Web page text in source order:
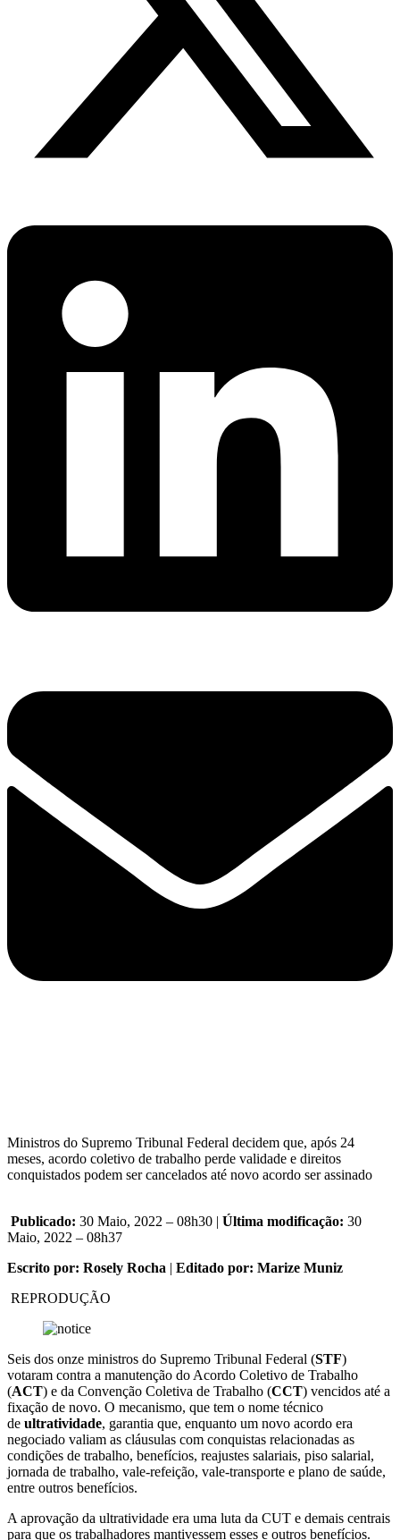
Ministros do Supremo Tribunal Federal decidem que, após 24
meses, acordo coletivo de trabalho perde validade e direitos
conquistados podem ser cancelados até novo acordo ser assinado
Publicado: 30 Maio, 2022 – 08h30 | Última modificação: 30
Maio, 2022 – 08h37
Escrito por: Rosely Rocha | Editado por: Marize Muniz
REPRODUÇÃO
Seis dos onze ministros do Supremo Tribunal Federal (STF)
votaram contra a manutenção do Acordo Coletivo de Trabalho
(ACT) e da Convenção Coletiva de Trabalho (CCT) vencidos até a
fixação de novo. O mecanismo, que tem o nome técnico
de ultratividade, garantia que, enquanto um novo acordo era
negociado valiam as cláusulas com conquistas relacionadas as
condições de trabalho, benefícios, reajustes salariais, piso salarial,
jornada de trabalho, vale-refeição, vale-transporte e plano de saúde,
entre outros benefícios.
A aprovação da ultratividade era uma luta da CUT e demais centrais
para que os trabalhadores mantivessem esses e outros benefícios.